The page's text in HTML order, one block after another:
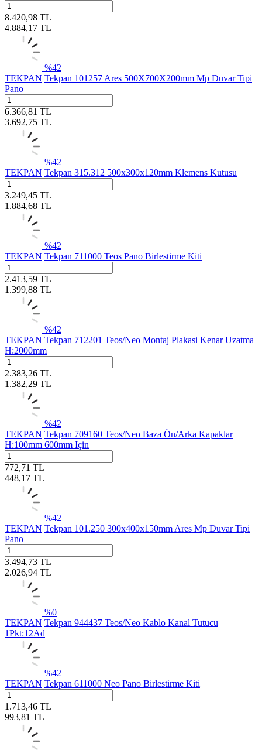
8.420,98 TL
4.884,17 TL
%42
TEKPAN Tekpan 101257 Ares 500X700X200mm Mp Duvar Tipi
Pano
6.366,81 TL
3.692,75 TL
%42
TEKPAN Tekpan 315.312 500x300x120mm Klemens Kutusu
3.249,45 TL
1.884,68 TL
%42
TEKPAN Tekpan 711000 Teos Pano Birlestirme Kiti
2.413,59 TL
1.399,88 TL
%42
TEKPAN Tekpan 712201 Teos/Neo Montaj Plakasi Kenar Uzatma
H:2000mm
2.383,26 TL
1.382,29 TL
%42
TEKPAN Tekpan 709160 Teos/Neo Baza Ön/Arka Kapaklar
H:100mm 600mm Için
772,71 TL
448,17 TL
%42
TEKPAN Tekpan 101.250 300x400x150mm Ares Mp Duvar Tipi
Pano
3.494,73 TL
2.026,94 TL
%0
TEKPAN Tekpan 944437 Teos/Neo Kablo Kanal Tutucu
1Pkt:12Ad
%42
TEKPAN Tekpan 611000 Neo Pano Birlestirme Kiti
1.713,46 TL
993,81 TL